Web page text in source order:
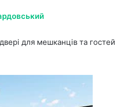
для мешканців та гостей